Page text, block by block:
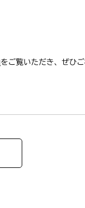
をご覧いただき、ぜひ